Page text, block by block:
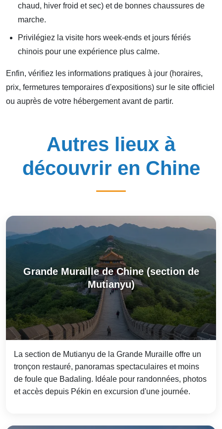
chaud, hiver froid et sec) et de bonnes chaussures de
marche.
Privilégiez la visite hors week-ends et jours fériés
chinois pour une expérience plus calme.
Enfin, vérifiez les informations pratiques à jour (horaires,
prix, fermetures temporaires d'expositions) sur le site officiel
ou auprès de votre hébergement avant de partir.
Autres lieux à
découvrir en Chine
Grande Muraille de Chine (section de
Mutianyu)
La section de Mutianyu de la Grande Muraille offre un
tronçon restauré, panoramas spectaculaires et moins
de foule que Badaling. Idéale pour randonnées, photos
et accès depuis Pékin en excursion d'une journée.